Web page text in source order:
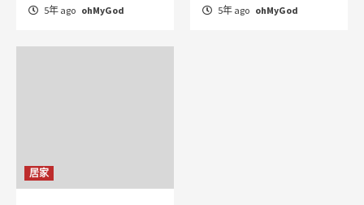
5年 ago ohMyGod 5年 ago ohMyGod
居家